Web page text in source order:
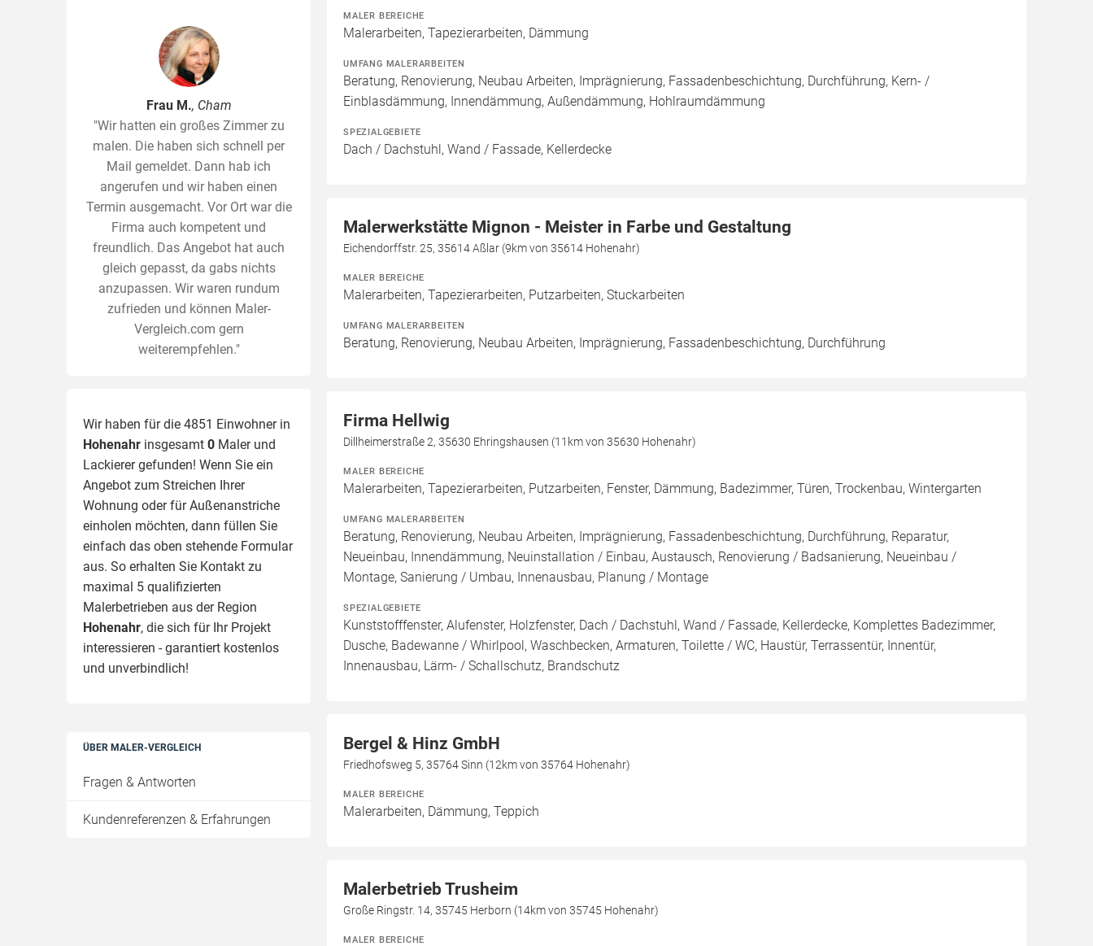
Frau M., Cham
"Wir hatten ein großes Zimmer zu
malen. Die haben sich schnell per
Mail gemeldet. Dann hab ich
angerufen und wir haben einen
Termin ausgemacht. Vor Ort war die
Firma auch kompetent und
freundlich. Das Angebot hat auch
gleich gepasst, da gabs nichts
anzupassen. Wir waren rundum
zufrieden und können Maler-
Vergleich.com gern
weiterempfehlen."
Wir haben für die 4851 Einwohner in
Hohenahr insgesamt 0 Maler und
Lackierer gefunden! Wenn Sie ein
Angebot zum Streichen Ihrer
Wohnung oder für Außenanstriche
einholen möchten, dann füllen Sie
einfach das oben stehende Formular
aus. So erhalten Sie Kontakt zu
maximal 5 qualifizierten
Malerbetrieben aus der Region
Hohenahr, die sich für Ihr Projekt
interessieren - garantiert kostenlos
und unverbindlich!
ÜBER MALER-VERGLEICH
Fragen & Antworten
Kundenreferenzen & Erfahrungen
MALER BEREICHE
Malerarbeiten, Tapezierarbeiten, Dämmung
UMFANG MALERARBEITEN
Beratung, Renovierung, Neubau Arbeiten, Imprägnierung, Fassadenbeschichtung, Durchführung, Kern- /
Einblasdämmung, Innendämmung, Außendämmung, Hohlraumdämmung
SPEZIALGEBIETE
Dach / Dachstuhl, Wand / Fassade, Kellerdecke
Malerwerkstätte Mignon - Meister in Farbe und Gestaltung
Eichendorffstr. 25, 35614 Aßlar (9km von 35614 Hohenahr)
MALER BEREICHE
Malerarbeiten, Tapezierarbeiten, Putzarbeiten, Stuckarbeiten
UMFANG MALERARBEITEN
Beratung, Renovierung, Neubau Arbeiten, Imprägnierung, Fassadenbeschichtung, Durchführung
Firma Hellwig
Dillheimerstraße 2, 35630 Ehringshausen (11km von 35630 Hohenahr)
MALER BEREICHE
Malerarbeiten, Tapezierarbeiten, Putzarbeiten, Fenster, Dämmung, Badezimmer, Türen, Trockenbau, Wintergarten
UMFANG MALERARBEITEN
Beratung, Renovierung, Neubau Arbeiten, Imprägnierung, Fassadenbeschichtung, Durchführung, Reparatur,
Neueinbau, Innendämmung, Neuinstallation / Einbau, Austausch, Renovierung / Badsanierung, Neueinbau /
Montage, Sanierung / Umbau, Innenausbau, Planung / Montage
SPEZIALGEBIETE
Kunststofffenster, Alufenster, Holzfenster, Dach / Dachstuhl, Wand / Fassade, Kellerdecke, Komplettes Badezimmer,
Dusche, Badewanne / Whirlpool, Waschbecken, Armaturen, Toilette / WC, Haustür, Terrassentür, Innentür,
Innenausbau, Lärm- / Schallschutz, Brandschutz
Bergel & Hinz GmbH
Friedhofsweg 5, 35764 Sinn (12km von 35764 Hohenahr)
MALER BEREICHE
Malerarbeiten, Dämmung, Teppich
Malerbetrieb Trusheim
Große Ringstr. 14, 35745 Herborn (14km von 35745 Hohenahr)
MALER BEREICHE